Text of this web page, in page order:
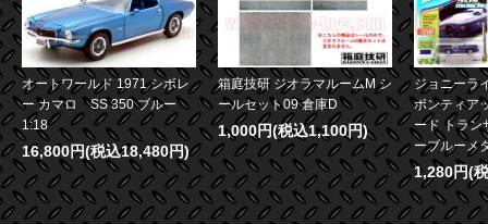
オートワールド 1971 シボレ
ー カマロ SS 350 ブルー
1:18
16,800円(税込18,480円)
箱庭技研 ジオラマルームM シ
ールセット09 倉庫D
1,000円(税込1,100円)
ジョニーラ
ポンティア
ード トラン
ーブルーメ
1,280円(